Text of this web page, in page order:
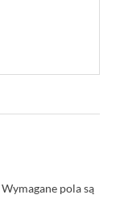
Wymagane pola są